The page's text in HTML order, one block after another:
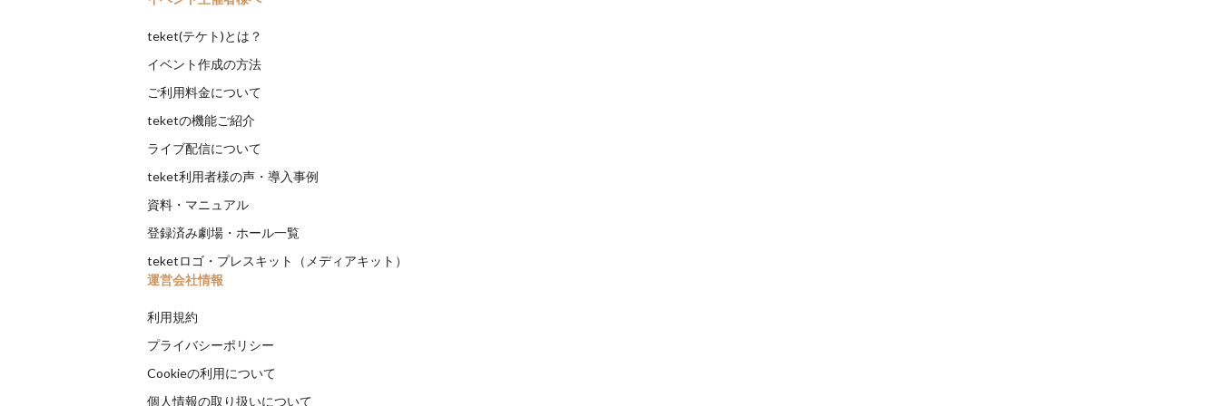
teket(テケト)とは？
イベント作成の方法
ご利用料金について
teketの機能ご紹介
ライブ配信について
teket利用者様の声・導入事例
資料・マニュアル
登録済み劇場・ホール一覧
teketロゴ・プレスキット（メディアキット）
運営会社情報
利用規約
プライバシーポリシー
Cookieの利用について
個人情報の取り扱いについて